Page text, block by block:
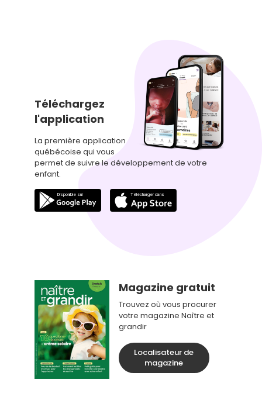
Téléchargez
l'application
La première application
québécoise qui vous
permet de suivre le développement de votre
enfant.
Magazine gratuit
Trouvez où vous procurer
votre magazine Naître et
grandir
Localisateur de
magazine